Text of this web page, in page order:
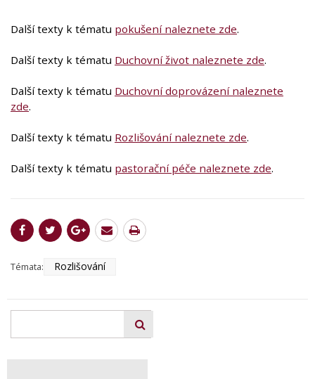
Další texty k tématu pokušení naleznete zde.
Další texty k tématu Duchovní život naleznete zde.
Další texty k tématu Duchovní doprovázení naleznete
zde.
Další texty k tématu Rozlišování naleznete zde.
Další texty k tématu pastorační péče naleznete zde.
Témata: Rozlišování